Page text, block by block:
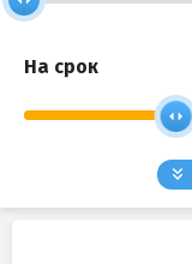
На срок